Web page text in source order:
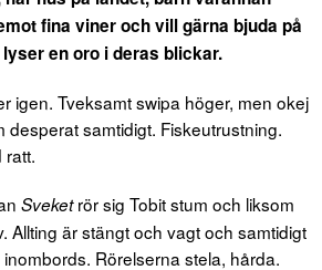
fina vineroch vill gärna bjuda på
en oro i deras blickar.
igen. Tveksamt swipa höger, men okej
desperat samtidigt. Fiskeutrustning.
ratt.
Sveketrör sig Tobit stum och liksom
Allting är stängt och vagt och samtidigt
Rörelserna stela, hårda.